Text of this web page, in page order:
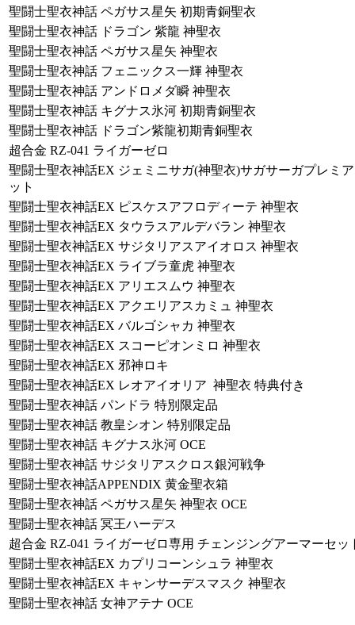
聖闘士聖衣神話 ペガサス星矢 初期青銅聖衣
聖闘士聖衣神話 ドラゴン 紫龍 神聖衣
聖闘士聖衣神話 ペガサス星矢 神聖衣
聖闘士聖衣神話 フェニックス一輝 神聖衣
聖闘士聖衣神話 アンドロメダ瞬 神聖衣
聖闘士聖衣神話 キグナス氷河 初期青銅聖衣
聖闘士聖衣神話 ドラゴン紫龍初期青銅聖衣
超合金 RZ-041 ライガーゼロ
聖闘士聖衣神話EX ジェミニサガ(神聖衣)サガサーガプレミ
ット
聖闘士聖衣神話EX ピスケスアフロディーテ 神聖衣
聖闘士聖衣神話EX タウラスアルデバラン 神聖衣
聖闘士聖衣神話EX サジタリアスアイオロス 神聖衣
聖闘士聖衣神話EX ライブラ童虎 神聖衣
聖闘士聖衣神話EX アリエスムウ 神聖衣
聖闘士聖衣神話EX アクエリアスカミュ 神聖衣
聖闘士聖衣神話EX バルゴシャカ 神聖衣
聖闘士聖衣神話EX スコーピオンミロ 神聖衣
聖闘士聖衣神話EX 邪神ロキ
聖闘士聖衣神話EX レオアイオリア 神聖衣 特典付き
聖闘士聖衣神話 パンドラ 特別限定品
聖闘士聖衣神話 教皇シオン 特別限定品
聖闘士聖衣神話 キグナス氷河 OCE
聖闘士聖衣神話 サジタリアスクロス銀河戦争
聖闘士聖衣神話APPENDIX 黄金聖衣箱
聖闘士聖衣神話 ペガサス星矢 神聖衣 OCE
聖闘士聖衣神話 冥王ハーデス
超合金 RZ-041 ライガーゼロ専用 チェンジングアーマーセッ
聖闘士聖衣神話EX カプリコーンシュラ 神聖衣
聖闘士聖衣神話EX キャンサーデスマスク 神聖衣
聖闘士聖衣神話 女神アテナ OCE